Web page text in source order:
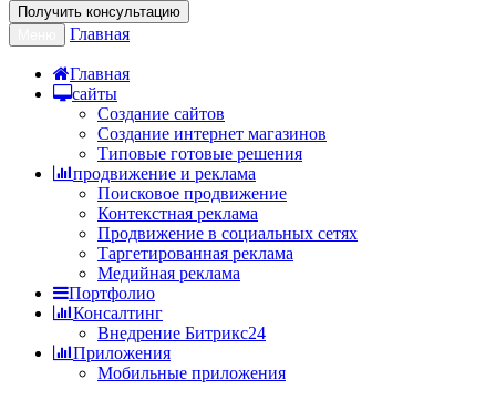
Получить консультацию
Главная
Главная
сайты
Создание сайтов
Создание интернет магазинов
Типовые готовые решения
продвижение и реклама
Поисковое продвижение
Контекстная реклама
Продвижение в социальных сетях
Таргетированная реклама
Медийная реклама
Портфолио
Консалтинг
Внедрение Битрикс24
Приложения
Мобильные приложения